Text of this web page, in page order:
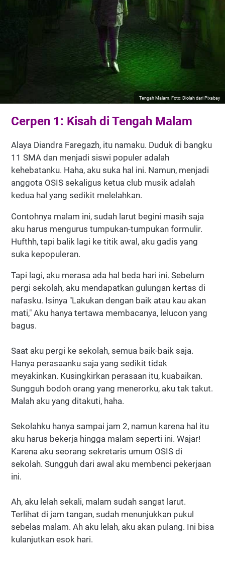
Tengah Malam. Foto: Diolah dari Pixabay
Cerpen 1: Kisah di Tengah Malam
Alaya Diandra Faregazh, itu namaku. Duduk di bangku
11 SMA dan menjadi siswi populer adalah
kehebatanku. Haha, aku suka hal ini. Namun, menjadi
anggota OSIS sekaligus ketua club musik adalah
kedua hal yang sedikit melelahkan.
Contohnya malam ini, sudah larut begini masih saja
aku harus mengurus tumpukan-tumpukan formulir.
Hufthh, tapi balik lagi ke titik awal, aku gadis yang
suka kepopuleran.
Tapi lagi, aku merasa ada hal beda hari ini. Sebelum
pergi sekolah, aku mendapatkan gulungan kertas di
nafasku. Isinya "Lakukan dengan baik atau kau akan
mati," Aku hanya tertawa membacanya, lelucon yang
bagus.
Saat aku pergi ke sekolah, semua baik-baik saja.
Hanya perasaanku saja yang sedikit tidak
meyakinkan. Kusingkirkan perasaan itu, kuabaikan.
Sungguh bodoh orang yang menerorku, aku tak takut.
Malah aku yang ditakuti, haha.
Sekolahku hanya sampai jam 2, namun karena hal itu
aku harus bekerja hingga malam seperti ini. Wajar!
Karena aku seorang sekretaris umum OSIS di
sekolah. Sungguh dari awal aku membenci pekerjaan
ini.
Ah, aku lelah sekali, malam sudah sangat larut.
Terlihat di jam tangan, sudah menunjukkan pukul
sebelas malam. Ah aku lelah, aku akan pulang. Ini bisa
kulanjutkan esok hari.